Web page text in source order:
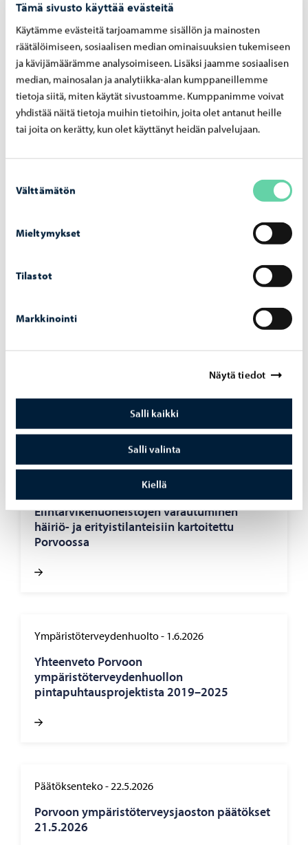
Tämä sivusto käyttää evästeitä
Käytämme evästeitä tarjoamamme sisällön ja mainosten
räätälöimiseen, sosiaalisen median ominaisuuksien tukemiseen
ja kävijämäärämme analysoimiseen. Lisäksi jaamme sosiaalisen
median, mainosalan ja analytiikka-alan kumppaneillemme
tietoja siitä, miten käytät sivustoamme. Kumppanimme voivat
yhdistää näitä tietoja muihin tietoihin, joita olet antanut heille
tai joita on kerätty, kun olet käyttänyt heidän palvelujaan.
valinta
Välttämätön
Mieltymykset
Tilastot
Markkinointi
Näytä tiedot
Salli kaikki
Salli valinta
Kiellä
kovinkaan vaikeita toimenpiteitä, mutta erittäin järkeviä.
Lisätietoa Legionelloista Terveyden ja hyvinvoinnin
laitoksen sivuilta:
Legionellabakteerit vesijärjestelmissä (THL)
Valviran sivuilla on ohjeistusta kiinteistöjen
Jaa Facebook
Ympäristöterveydenhuolto-26.6.2026
Lapinjärven kirkonkylän uimarannan
Ympäristöterveydenhuolto -
Elintarvikehuoneistojen varautuminen
häiriö- ja erityistilanteisiin kartoitettu
Porvoossa
Ympäristöterveydenhuolto- 1.6.2026
Yhteenveto Porvoon
ympäristöterveydenhuollon
pintapuhtausprojektista 2019–2025
Päätöksenteko-22.5.2026
Porvoon ympäristöterveysjaoston päätökset
21.5.2026